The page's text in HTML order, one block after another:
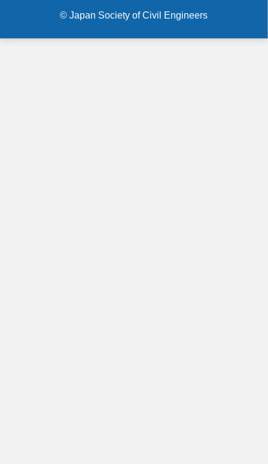
© Japan Society of Civil Engineers